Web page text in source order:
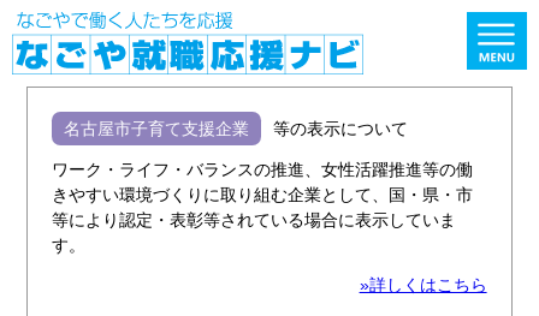
名古屋市子育て支援企業 等の表示について
ワーク・ライフ・バランスの推進、女性活躍推進等の働
きやすい環境づくりに取り組む企業として、国・県・市
等により認定・表彰等されている場合に表示していま
す。
»詳しくはこちら